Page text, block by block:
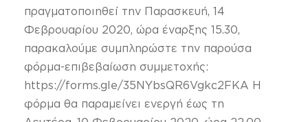
πραγματοποιηθεί την Παρασκευή, 14
Φεβρουαρίου 2020, ώρα έναρξης 15.30,
παρακαλούμε συμπληρώστε την παρούσα
φόρμα-επιβεβαίωση συμμετοχής:
https://forms.gle/35NYbsQR6Vgkc2FKA Η
φόρμα θα παραμείνει ενεργή έως τη